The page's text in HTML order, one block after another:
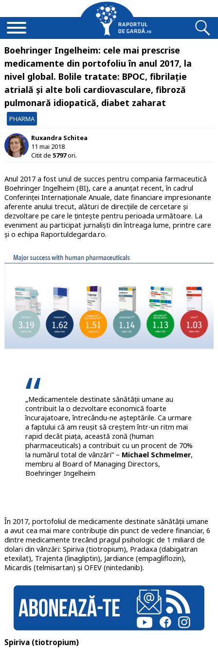
Boehringer Ingelheim: cele mai prescrise
medicamente din portofoliu în anul 2017, la
nivel global. Bolile tratate: BPOC, fibrilație
atrială și alte boli cardiovasculare, fibroză
pulmonară idiopatică, diabet zaharat
PHARMA
Ruxandra Schitea
11 mai 2018
Citit de 5797ori.
Anul 2017 a fost unul de succes pentru compania farmaceutică
Boehringer Ingelheim (BI), care a anunțat recent, în cadrul
Conferinței Internaționale Anuale, date financiare impresionante
aferente anului trecut, alături de direcțiile de cercetare și
dezvoltare pe care le țintește pentru perioada următoare. La
eveniment au participat jurnaliști din întreaga lume, printre care
și o echipa Raportuldegarda.ro.
„Medicamentele destinate sănătății umane au
contribuit la o dezvoltare economică foarte
încurajatoare, întrecându-ne așteptările. Ca urmare
a faptului că am reușit să creștem într-un ritm mai
rapid decât piața, această zonă (human
pharmaceuticals) a contribuit cu un procent de 70%
la numărul total de vânzări” – Michael Schmelmer,
membru al Board of Managing Directors,
Boehringer Ingelheim
În 2017, portofoliul de medicamente destinate sănătății umane
a avut cea mai mare contribuție din punct de vedere financiar, 6
dintre medicamente trecând pragul psihologic de 1 miliard de
dolari din vânzări: Spiriva (tiotropium), Pradaxa (dabigatran
etexilat), Trajenta (linagliptin), Jardiance (empagliflozin),
Micardis (telmisartan) și OFEV (nintedanib).
Spiriva (tiotropium)